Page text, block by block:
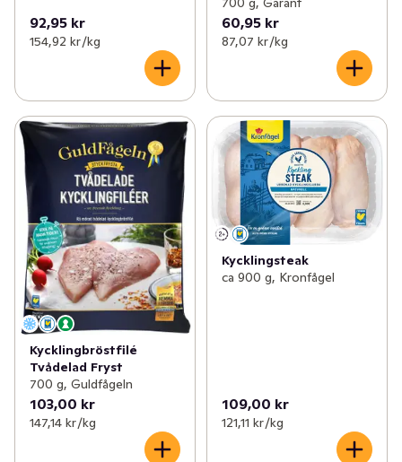
92,95 kr
154,92 kr /kg
60,95 kr
87,07 kr /kg
Kycklingbröstfilé
Tvådelad Fryst
700 g, Guldfågeln
103,00 kr
147,14 kr /kg
Kycklingsteak
ca 900 g, Kronfågel
109,00 kr
121,11 kr /kg